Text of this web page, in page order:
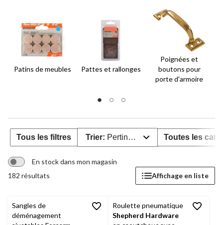
Patins de meubles Pattes et rallonges
Poignées et
boutons pour
porte d'armoire
Tous les filtres Trier: Pertinence Toutes les
En stock dans mon magasin
182 résultats
Affichage en liste
Sangles de
déménagement
Roulette pneumatique
Shepherd Hardware